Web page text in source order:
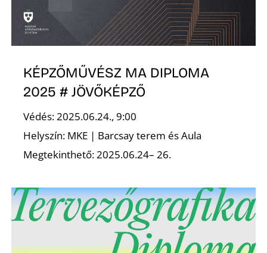
KÉPZŐMŰVÉSZ MA DIPLOMA
2025 # JÖVŐKÉPZŐ
Védés: 2025.06.24., 9:00
Helyszín: MKE | Barcsay terem és Aula
Megtekinthető: 2025.06.24– 26.